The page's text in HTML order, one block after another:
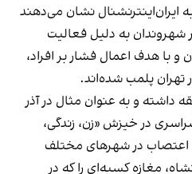
ایران‌اینترنشنال نشان می‌دهند
به دلیل فعالیت
و با هدف اعمال فشار بر افراد،
تهران پلمب شده‌اند.
داشته و به عنوان مثال در آذر
سراسری در خیزش «زن، زندگی،
اعتصاب در شهرهای مختلف
مغازه کسبه‌ای را که در